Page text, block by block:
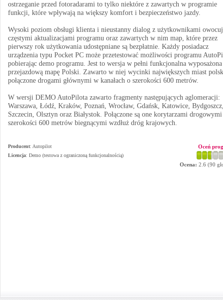
ostrzeganie przed fotoradarami to tylko niektóre z zawartych w programie
funkcji, które wpływają na większy komfort i bezpieczeństwo jazdy.
Wysoki poziom obsługi klienta i nieustanny dialog z użytkownikami
częstymi aktualizacjami programu oraz zawartych w nim map, które przez
pierwszy rok użytkowania udostępniane są bezpłatnie. Każdy posiadacz
urządzenia typu Pocket PC może przetestować możliwości programu
pobierając demo programu. Jest to wersja w pełni funkcjonalna
przejazdową mapę Polski. Zawarto w niej wycinki największych miast
połączone drogami głównymi w kanałach o szerokości 600 metrów.
W wersji DEMO AutoPilota zawarto fragmenty następujących aglomeracji:
Warszawa, Łódź, Kraków, Poznań, Wrocław, Gdańsk, Katowice,
Szczecin, Olsztyn oraz Białystok. Połączone są one korytarzami
szerokości 600 metrów biegnącymi wzdłuż dróg krajowych.
Producent: Autopilot
Licencja: Demo (testowa z ograniczoną funkcjonalnością)
Oceń
Ocena: 2.6 (90